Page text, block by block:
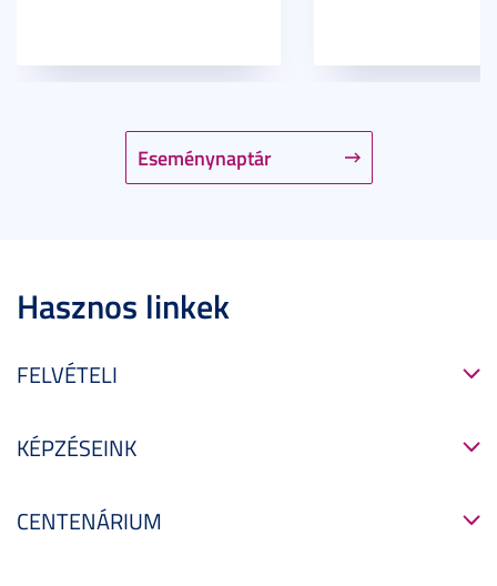
Eseménynaptár
Hasznos linkek
FELVÉTELI
KÉPZÉSEINK
CENTENÁRIUM